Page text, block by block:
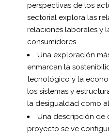
perspectivas de los
sectorial explora las
relaciones laborales y
consumidores.
Una exploración
enmarcan la
tecnológico y la
los sistemas y
la desigualdad como
Una descripción
proyecto se ve